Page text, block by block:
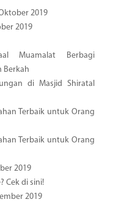
2019
2019
Muamalat Berbagi
Berkah
di Masjid Shiratal
Terbaik untuk Orang
Terbaik untuk Orang
2019
Cek di sini!
2019